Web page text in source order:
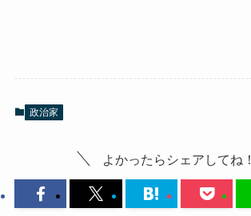
政治家
よかったらシェアしてね！